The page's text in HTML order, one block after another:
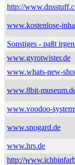
http://
www.kostenlose-
Sonstiges - paßt
www.gyrotwister.de
www.whats-new-
www.8bit-
www.voodoo-
www.snogard.de
www.hrs.de
http://